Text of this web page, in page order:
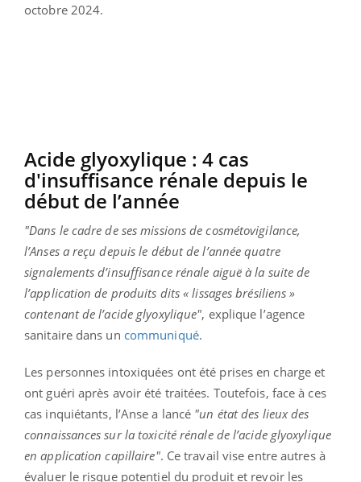
octobre 2024.
Acide glyoxylique : 4 cas
d'insuffisance rénale depuis le
début de l’année
"Dans le cadre de ses missions de cosmétovigilance,
l’Anses a reçu depuis le début de l’année quatre
signalements d’insuffisance rénale aiguë à la suite de
l’application de produits dits « lissages brésiliens »
contenant de l’acide glyoxylique", explique l’agence
sanitaire dans un communiqué.
Les personnes intoxiquées ont été prises en charge et
ont guéri après avoir été traitées. Toutefois, face à ces
cas inquiétants, l’Anse a lancé "un état des lieux des
connaissances sur la toxicité rénale de l’acide glyoxylique
en application capillaire". Ce travail vise entre autres à
évaluer le risque potentiel du produit et revoir les